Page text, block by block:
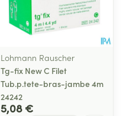
Lohmann Rauscher
Tg-fix New C Filet
Tub.p.tete-bras-jambe 4m
24242
5,08 €